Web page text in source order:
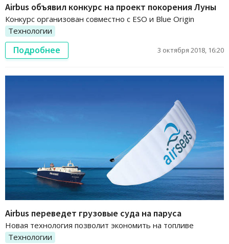
Airbus объявил конкурс на проект покорения Луны
Конкурс организован совместно с ESO и Blue Origin
Технологии
Подробнее 3 октября 2018, 16:20
Airbus переведет грузовые суда на паруса
Новая технология позволит экономить на топливе
Технологии